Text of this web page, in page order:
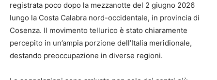
registrata poco dopo la mezzanotte del 2 giugno 2026
lungo la Costa Calabra nord-occidentale, in provincia di
Cosenza. Il movimento tellurico è stato chiaramente
percepito in un’ampia porzione dell’Italia meridionale,
destando preoccupazione in diverse regioni.